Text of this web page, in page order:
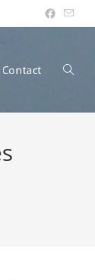
Contact Toggle